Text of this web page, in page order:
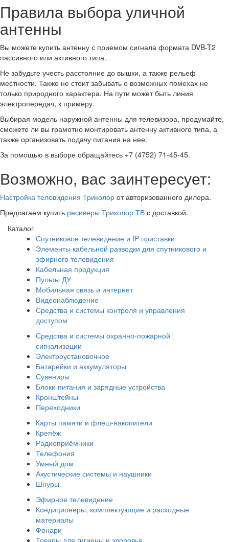
Правила выбора уличной
антенны
Вы можете купить антенну с приемом сигнала формата DVB-T2
пассивного или активного типа.
Не забудьте учесть расстояние до вышки, а также рельеф
местности. Также не стоит забывать о возможных помехах не
только природного характера. На пути может быть линия
электропередач, к примеру.
Выбирая модель наружной антенны для телевизора, продумайте,
сможете ли вы грамотно монтировать антенну активного типа, а
также организовать подачу питания на нее.
За помощью в выборе обращайтесь +7 (4752) 71-45-45.
Возможно, вас заинтересует:
Настройка телевидения Триколор от авторизованного дилера.
Предлагаем купить ресиверы Триколор ТВ с доставкой.
Каталог
Спутниковое телевидение и IP приставки
Элементы кабельной разводки для спутникового и
эфирного телевидения
Кабельная продукция
Пульты ДУ
Мобильная связь и интернет
Видеонаблюдение
Средства и системы контроля и управления
доступом
Средства и системы охранно-пожарной
сигнализации
Электроустановочное
Батарейки и аккумуляторы
Сувениры
Блоки питания и зарядные устройства
Кронштейны
Переходники
Карты памяти и флеш-накопители
Крепёж
Радиоприёмники
Телефония
Умный дом
Акустические системы и наушники
Шнуры
Эфирное телевидение
Кондиционеры, комплектующие и расходные
материалы
Фонари